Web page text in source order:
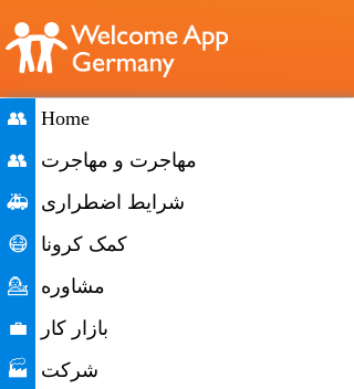
👥
Home
👥
مهاجرت و مهاجرت
🚑 شرایط اضطراری
😷
کمک کرونا
💁
مشاوره
💼
بازار کار
🏭
شرکت